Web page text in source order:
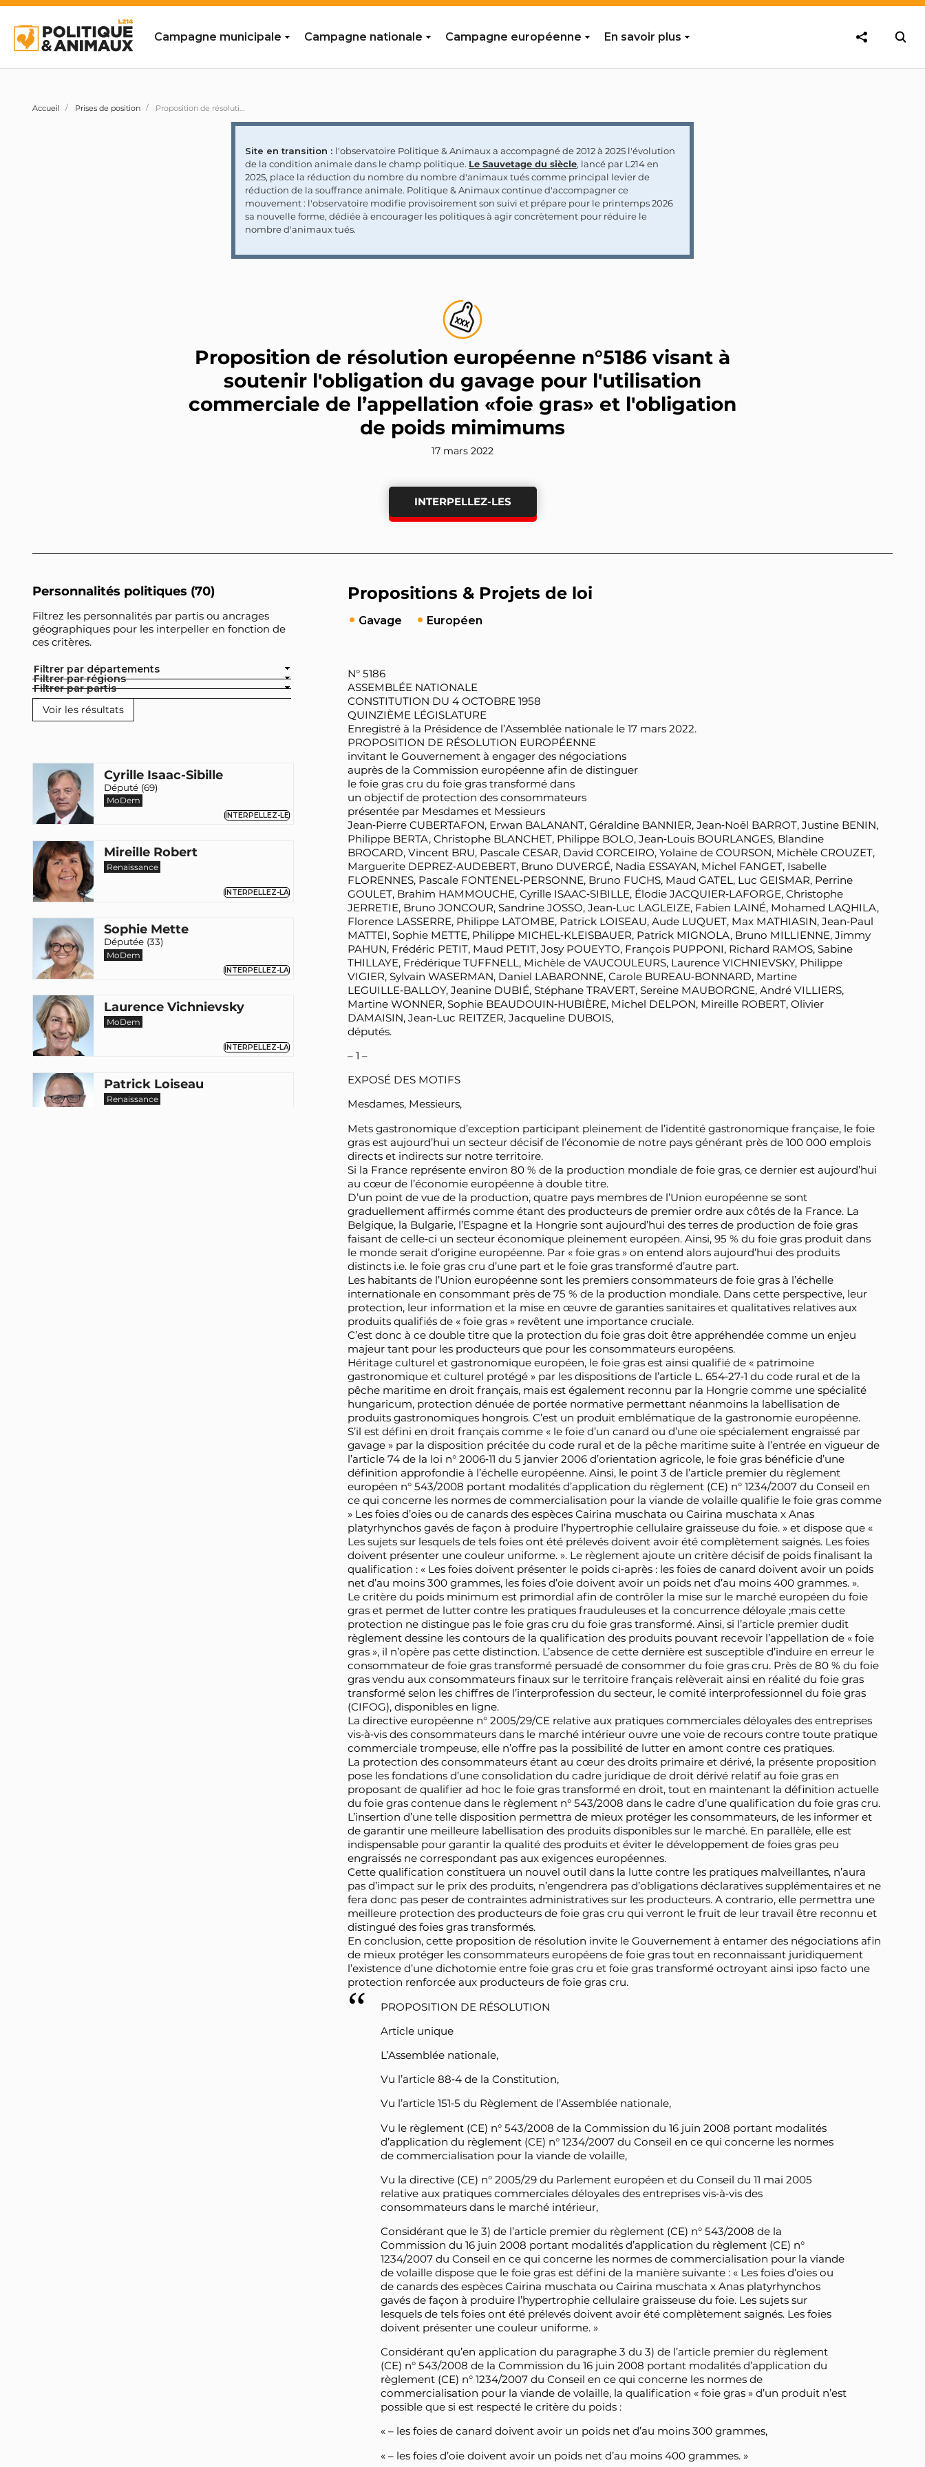
Campagne municipale Campagne nationale Campagne européenne En savoir plus
Accueil Prises de position Proposition de résolution européenne n°5186 visant à soutenir l'obligation du gavage pour l'utilisation commerciale de l’appellation «foie gras» et l'obligation de poids mimimums
Site en transition : l'observatoire Politique & Animaux a accompagné de 2012 à 2025 l'évolution
de la condition animale dans le champ politique. Le Sauvetage du siècle, lancé par L214 en
2025, place la réduction du nombre du nombre d'animaux tués comme principal levier de
réduction de la souffrance animale. Politique & Animaux continue d'accompagner ce
mouvement : l'observatoire modifie provisoirement son suivi et prépare pour le printemps 2026
sa nouvelle forme, dédiée à encourager les politiques à agir concrètement pour réduire le
nombre d'animaux tués.
Proposition de résolution européenne n°5186 visant à
soutenir l'obligation du gavage pour l'utilisation
commerciale de l’appellation «foie gras» et l'obligation
de poids mimimums
17 mars 2022
INTERPELLEZ-LES
Personnalités politiques (70)
Filtrez les personnalités par partis ou ancrages
géographiques pour les interpeller en fonction de
ces critères.
Filtrer par départements
Filtrer par régions
Filtrer par partis
Cyrille Isaac-Sibille
Député (69)
MoDem
INTERPELLEZ-LE
Mireille Robert
Renaissance
INTERPELLEZ-LA
Sophie Mette
Députée (33)
MoDem
INTERPELLEZ-LA
Laurence Vichnievsky
MoDem
INTERPELLEZ-LA
Patrick Loiseau
Renaissance
Propositions & Projets de loi
Gavage Européen
N° 5186
ASSEMBLÉE NATIONALE
CONSTITUTION DU 4 OCTOBRE 1958
QUINZIÈME LÉGISLATURE
Enregistré à la Présidence de l’Assemblée nationale le 17 mars 2022.
PROPOSITION DE RÉSOLUTION EUROPÉENNE
invitant le Gouvernement à engager des négociations
auprès de la Commission européenne afin de distinguer
le foie gras cru du foie gras transformé dans
un objectif de protection des consommateurs
présentée par Mesdames et Messieurs
Jean‑Pierre CUBERTAFON, Erwan BALANANT, Géraldine BANNIER, Jean‑Noël BARROT, Justine BENIN,
Philippe BERTA, Christophe BLANCHET, Philippe BOLO, Jean‑Louis BOURLANGES, Blandine
BROCARD, Vincent BRU, Pascale CESAR, David CORCEIRO, Yolaine de COURSON, Michèle CROUZET,
Marguerite DEPREZ‑AUDEBERT, Bruno DUVERGÉ, Nadia ESSAYAN, Michel FANGET, Isabelle
FLORENNES, Pascale FONTENEL‑PERSONNE, Bruno FUCHS, Maud GATEL, Luc GEISMAR, Perrine
GOULET, Brahim HAMMOUCHE, Cyrille ISAAC‑SIBILLE, Élodie JACQUIER‑LAFORGE, Christophe
JERRETIE, Bruno JONCOUR, Sandrine JOSSO, Jean‑Luc LAGLEIZE, Fabien LAINÉ, Mohamed LAQHILA,
Florence LASSERRE, Philippe LATOMBE, Patrick LOISEAU, Aude LUQUET, Max MATHIASIN, Jean‑Paul
MATTEI, Sophie METTE, Philippe MICHEL‑KLEISBAUER, Patrick MIGNOLA, Bruno MILLIENNE, Jimmy
PAHUN, Frédéric PETIT, Maud PETIT, Josy POUEYTO, François PUPPONI, Richard RAMOS, Sabine
THILLAYE, Frédérique TUFFNELL, Michèle de VAUCOULEURS, Laurence VICHNIEVSKY, Philippe
VIGIER, Sylvain WASERMAN, Daniel LABARONNE, Carole BUREAU‑BONNARD, Martine
LEGUILLE‑BALLOY, Jeanine DUBIÉ, Stéphane TRAVERT, Sereine MAUBORGNE, André VILLIERS,
Martine WONNER, Sophie BEAUDOUIN‑HUBIÈRE, Michel DELPON, Mireille ROBERT, Olivier
DAMAISIN, Jean‑Luc REITZER, Jacqueline DUBOIS,
députés.
– 1 –
EXPOSÉ DES MOTIFS
Mesdames, Messieurs,
Mets gastronomique d’exception participant pleinement de l’identité gastronomique française, le foie
gras est aujourd’hui un secteur décisif de l’économie de notre pays générant près de 100 000 emplois
directs et indirects sur notre territoire.
Si la France représente environ 80 % de la production mondiale de foie gras, ce dernier est aujourd’hui
au cœur de l’économie européenne à double titre.
D’un point de vue de la production, quatre pays membres de l’Union européenne se sont
graduellement affirmés comme étant des producteurs de premier ordre aux côtés de la France. La
Belgique, la Bulgarie, l’Espagne et la Hongrie sont aujourd’hui des terres de production de foie gras
faisant de celle‑ci un secteur économique pleinement européen. Ainsi, 95 % du foie gras produit dans
le monde serait d’origine européenne. Par « foie gras » on entend alors aujourd’hui des produits
distincts i.e. le foie gras cru d’une part et le foie gras transformé d’autre part.
Les habitants de l’Union européenne sont les premiers consommateurs de foie gras à l’échelle
internationale en consommant près de 75 % de la production mondiale. Dans cette perspective, leur
protection, leur information et la mise en œuvre de garanties sanitaires et qualitatives relatives aux
produits qualifiés de « foie gras » revêtent une importance cruciale.
C’est donc à ce double titre que la protection du foie gras doit être appréhendée comme un enjeu
majeur tant pour les producteurs que pour les consommateurs européens.
Héritage culturel et gastronomique européen, le foie gras est ainsi qualifié de « patrimoine
gastronomique et culturel protégé » par les dispositions de l’article L. 654‑27‑1 du code rural et de la
pêche maritime en droit français, mais est également reconnu par la Hongrie comme une spécialité
hungaricum, protection dénuée de portée normative permettant néanmoins la labellisation de
produits gastronomiques hongrois. C’est un produit emblématique de la gastronomie européenne.
S’il est défini en droit français comme « le foie d’un canard ou d’une oie spécialement engraissé par
gavage » par la disposition précitée du code rural et de la pêche maritime suite à l’entrée en vigueur de
l’article 74 de la loi n° 2006‑11 du 5 janvier 2006 d’orientation agricole, le foie gras bénéficie d’une
définition approfondie à l’échelle européenne. Ainsi, le point 3 de l’article premier du règlement
européen n° 543/2008 portant modalités d’application du règlement (CE) n° 1234/2007 du Conseil en
ce qui concerne les normes de commercialisation pour la viande de volaille qualifie le foie gras comme
» Les foies d’oies ou de canards des espèces Cairina muschata ou Cairina muschata x Anas
platyrhynchos gavés de façon à produire l’hypertrophie cellulaire graisseuse du foie. » et dispose que «
Les sujets sur lesquels de tels foies ont été prélevés doivent avoir été complètement saignés. Les foies
doivent présenter une couleur uniforme. ». Le règlement ajoute un critère décisif de poids finalisant la
qualification : « Les foies doivent présenter le poids ci‑après : les foies de canard doivent avoir un poids
net d’au moins 300 grammes, les foies d’oie doivent avoir un poids net d’au moins 400 grammes. ».
Le critère du poids minimum est primordial afin de contrôler la mise sur le marché européen du foie
gras et permet de lutter contre les pratiques frauduleuses et la concurrence déloyale ;mais cette
protection ne distingue pas le foie gras cru du foie gras transformé. Ainsi, si l’article premier dudit
règlement dessine les contours de la qualification des produits pouvant recevoir l’appellation de « foie
gras », il n’opère pas cette distinction. L’absence de cette dernière est susceptible d’induire en erreur le
consommateur de foie gras transformé persuadé de consommer du foie gras cru. Près de 80 % du foie
gras vendu aux consommateurs finaux sur le territoire français relèverait ainsi en réalité du foie gras
transformé selon les chiffres de l’interprofession du secteur, le comité interprofessionnel du foie gras
(CIFOG), disponibles en ligne.
La directive européenne n° 2005/29/CE relative aux pratiques commerciales déloyales des entreprises
vis‑à‑vis des consommateurs dans le marché intérieur ouvre une voie de recours contre toute pratique
commerciale trompeuse, elle n’offre pas la possibilité de lutter en amont contre ces pratiques.
La protection des consommateurs étant au cœur des droits primaire et dérivé, la présente proposition
pose les fondations d’une consolidation du cadre juridique de droit dérivé relatif au foie gras en
proposant de qualifier ad hoc le foie gras transformé en droit, tout en maintenant la définition actuelle
du foie gras contenue dans le règlement n° 543/2008 dans le cadre d’une qualification du foie gras cru.
L’insertion d’une telle disposition permettra de mieux protéger les consommateurs, de les informer et
de garantir une meilleure labellisation des produits disponibles sur le marché. En parallèle, elle est
indispensable pour garantir la qualité des produits et éviter le développement de foies gras peu
engraissés ne correspondant pas aux exigences européennes.
Cette qualification constituera un nouvel outil dans la lutte contre les pratiques malveillantes, n’aura
pas d’impact sur le prix des produits, n’engendrera pas d’obligations déclaratives supplémentaires et ne
fera donc pas peser de contraintes administratives sur les producteurs. A contrario, elle permettra une
meilleure protection des producteurs de foie gras cru qui verront le fruit de leur travail être reconnu et
distingué des foies gras transformés.
En conclusion, cette proposition de résolution invite le Gouvernement à entamer des négociations afin
de mieux protéger les consommateurs européens de foie gras tout en reconnaissant juridiquement
l’existence d’une dichotomie entre foie gras cru et foie gras transformé octroyant ainsi ipso facto une
protection renforcée aux producteurs de foie gras cru.
PROPOSITION DE RÉSOLUTION
Article unique
L’Assemblée nationale,
Vu l’article 88‑4 de la Constitution,
Vu l’article 151‑5 du Règlement de l’Assemblée nationale,
Vu le règlement (CE) n° 543/2008 de la Commission du 16 juin 2008 portant modalités
d’application du règlement (CE) n° 1234/2007 du Conseil en ce qui concerne les normes
de commercialisation pour la viande de volaille,
Vu la directive (CE) n° 2005/29 du Parlement européen et du Conseil du 11 mai 2005
relative aux pratiques commerciales déloyales des entreprises vis‑à‑vis des
consommateurs dans le marché intérieur,
Considérant que le 3) de l’article premier du règlement (CE) n° 543/2008 de la
Commission du 16 juin 2008 portant modalités d’application du règlement (CE) n°
1234/2007 du Conseil en ce qui concerne les normes de commercialisation pour la viande
de volaille dispose que le foie gras est défini de la manière suivante : « Les foies d’oies ou
de canards des espèces Cairina muschata ou Cairina muschata x Anas platyrhynchos
gavés de façon à produire l’hypertrophie cellulaire graisseuse du foie. Les sujets sur
lesquels de tels foies ont été prélevés doivent avoir été complètement saignés. Les foies
doivent présenter une couleur uniforme. »
Considérant qu’en application du paragraphe 3 du 3) de l’article premier du règlement
(CE) n° 543/2008 de la Commission du 16 juin 2008 portant modalités d’application du
règlement (CE) n° 1234/2007 du Conseil en ce qui concerne les normes de
commercialisation pour la viande de volaille, la qualification « foie gras » d’un produit n’est
possible que si est respecté le critère du poids :
« – les foies de canard doivent avoir un poids net d’au moins 300 grammes,
« – les foies d’oie doivent avoir un poids net d’au moins 400 grammes. »